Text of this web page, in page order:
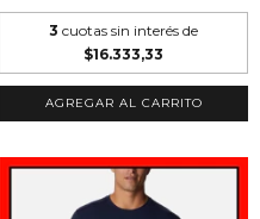
3 cuotas sin interés de
$16.333,33
AGREGAR AL CARRITO